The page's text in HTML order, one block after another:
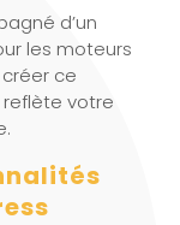
d’un
les moteurs
ce
votre